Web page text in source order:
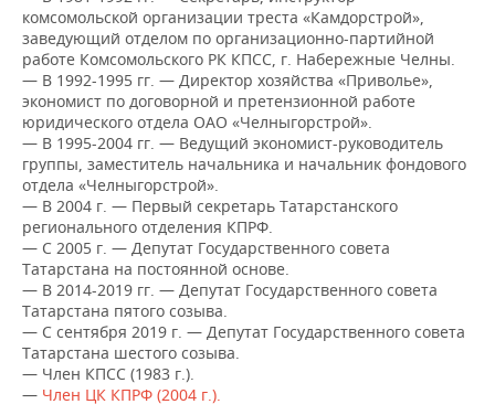
ЭНЕРГЕТИКА
ТЕЛЕКОММУНИКАЦИИ
БИЗНЕС-БРАНЧИ
ONLINE-КОНФЕРЕНЦИИ
ОТКРЫТАЯ ЛЕКЦИЯ
ФУТБОЛ
ХОККЕЙ
БАСКЕТБОЛ
ВОЛЕЙБОЛ
КИБЕРСПОРТ
ФИГУРНОЕ КАТАНИЕ
ВОДНЫЕ ВИДЫ СПОРТА
ХОККЕЙ С МЯЧОМ
НОВОСТИ ОБЩЕСТВА
ВЛАСТЬ
ИНФРАСТРУКТУРА
ИСТОРИЯ
КУЛЬТУРА
МЕДИЦИНА
ОБРАЗОВАНИЕ
ПРОИСШЕСТВИЯ
ФОТОГАЛЕРЕЯ
СЮЖЕТЫ
СПРАВОЧНИК
СПИСОК ПЕРСОН
СПИСОК КОМПАНИЙ
ПОЛНАЯ ВЕРСИЯ
комсомольской организации треста «Камдорстрой»,
заведующий отделом по организационно-партийной
работе Комсомольского РК КПСС, г. Набережные Челны.
— В 1992-1995 гг. — Директор хозяйства «Приволье»,
экономист по договорной и претензионной работе
юридического отдела ОАО «Челныгорстрой».
— В 1995-2004 гг. — Ведущий экономист-руководитель
группы, заместитель начальника и начальник фондового
отдела «Челныгорстрой».
— В 2004 г. — Первый секретарь Татарстанского
регионального отделения КПРФ.
— С 2005 г. — Депутат Государственного совета
Татарстана на постоянной основе.
— В 2014-2019 гг. — Депутат Государственного совета
Татарстана пятого созыва.
— С сентября 2019 г. — Депутат Государственного совета
Татарстана шестого созыва.
— Член КПСС (1983 г.).
— Член ЦК КПРФ (2004 г.).